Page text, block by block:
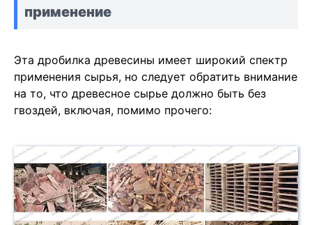
применение
Эта дробилка древесины имеет широкий спектр
применения сырья, но следует обратить внимание
на то, что древесное сырье должно быть без
гвоздей, включая, помимо прочего: